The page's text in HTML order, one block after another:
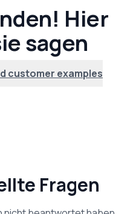
Hier
sagen
customer examples
Fragen